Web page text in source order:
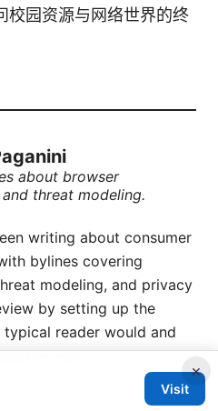
园资源与网络世界的终
about browser
threat modeling.
writing about consumer
bylines covering
modeling, and privacy
by setting up the
reader would and
the way.
×
Visit